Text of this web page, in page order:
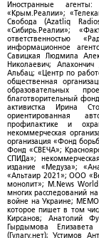
Иностранные
«Крым.Реалии»;
Свобода (Azatliq
«Сибирь.Реалии»;
ответственностью
информационное
Савицкая Людмила
Николаевич;
Альбац; «Центр по
общественная
образовательных
благотворительный
активистка Ирина
ориентированная
профилактике и
некоммерческая
организация «Фонд
Фонд «СВЕЧА»;
СПИДа»;
издание «Медуза»;
«Альтаир 2021»; ООО
монолит»; M.News
многих расследований
войне на Украине; МЕМО
которое пишет в том
Кирсанов; Анатолий
Гырдымова
(Гулагу.нет); Устимов